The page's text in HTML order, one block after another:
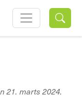
21. marts 2024.